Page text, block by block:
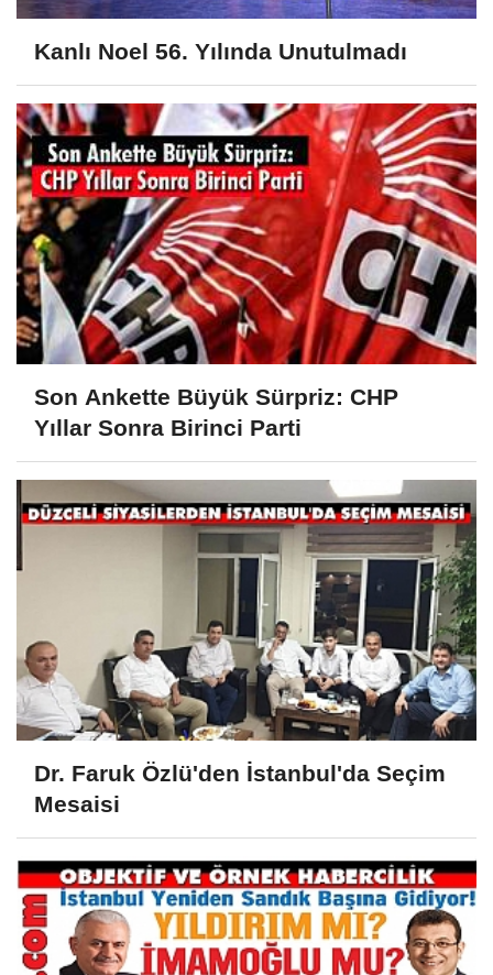
Kanlı Noel 56. Yılında Unutulmadı
Son Ankette Büyük Sürpriz: CHP
Yıllar Sonra Birinci Parti
Dr. Faruk Özlü'den İstanbul'da Seçim
Mesaisi